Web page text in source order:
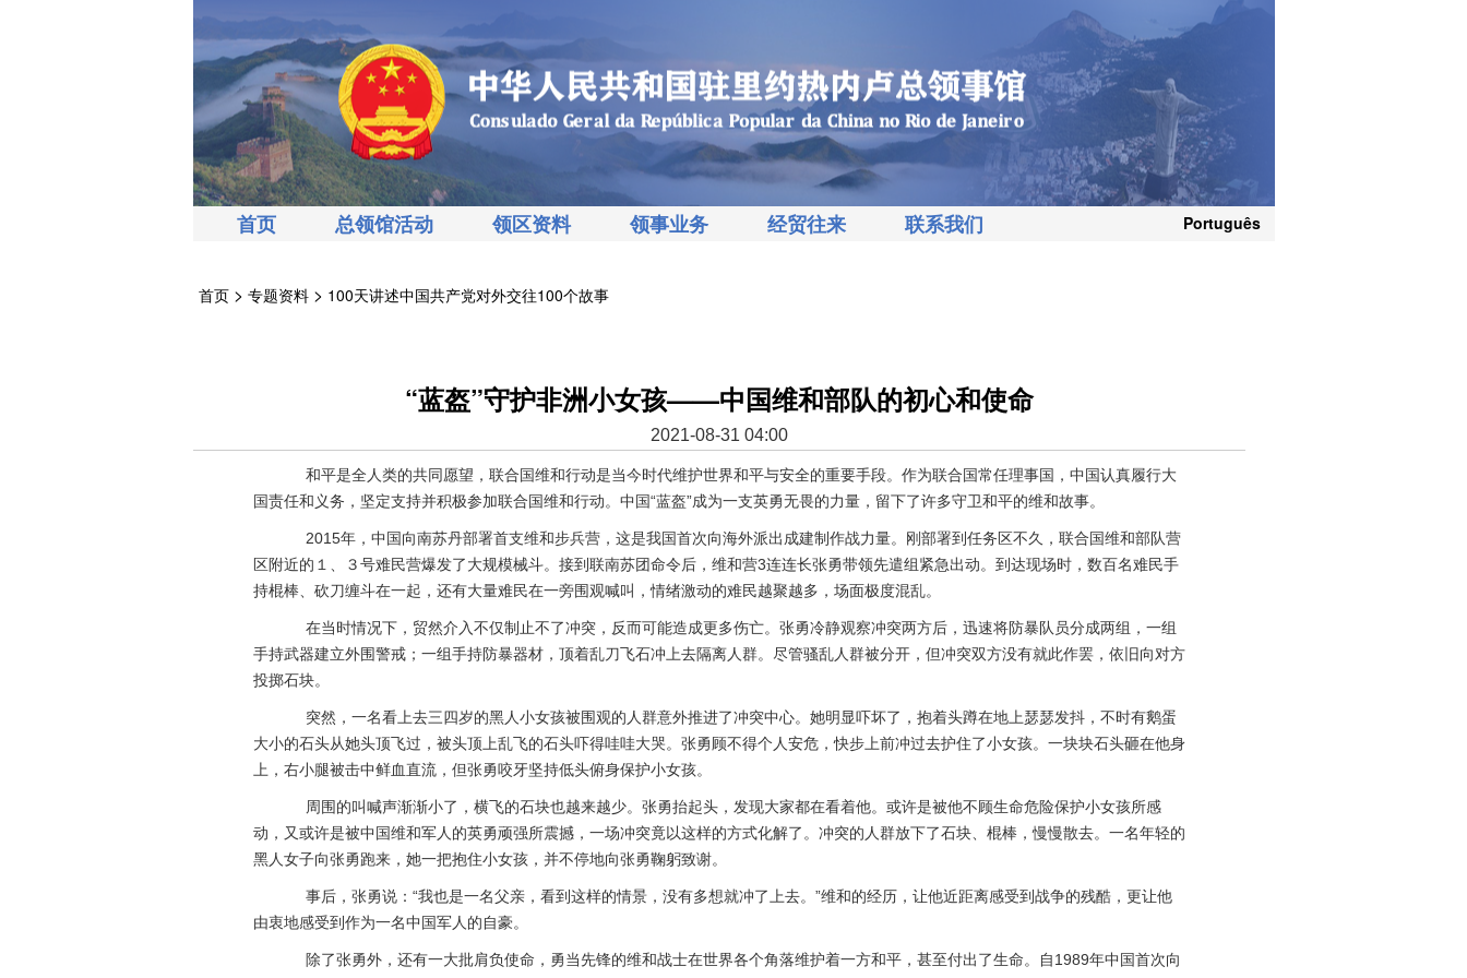
首页 总领馆活动 领区资料 领事业务 经贸往来 联系我们 Português
首页> 专题资料> 100天讲述中国共产党对外交往100个故事
“蓝盔”守护非洲小女孩——中国维和部队的初心和使命
2021-08-31 04:00
和平是全人类的共同愿望，联合国维和行动是当今时代维护世界和平与安全的重要手段。作为联合国常任理事国，中国认真履行大
国责任和义务，坚定支持并积极参加联合国维和行动。中国“蓝盔”成为一支英勇无畏的力量，留下了许多守卫和平的维和故事。
2015年，中国向南苏丹部署首支维和步兵营，这是我国首次向海外派出成建制作战力量。刚部署到任务区不久，联合国维和部队营
区附近的１、３号难民营爆发了大规模械斗。接到联南苏团命令后，维和营3连连长张勇带领先遣组紧急出动。到达现场时，数百名难民手
持棍棒、砍刀缠斗在一起，还有大量难民在一旁围观喊叫，情绪激动的难民越聚越多，场面极度混乱。
在当时情况下，贸然介入不仅制止不了冲突，反而可能造成更多伤亡。张勇冷静观察冲突两方后，迅速将防暴队员分成两组，一组
手持武器建立外围警戒；一组手持防暴器材，顶着乱刀飞石冲上去隔离人群。尽管骚乱人群被分开，但冲突双方没有就此作罢，依旧向对方
投掷石块。
突然，一名看上去三四岁的黑人小女孩被围观的人群意外推进了冲突中心。她明显吓坏了，抱着头蹲在地上瑟瑟发抖，不时有鹅蛋
大小的石头从她头顶飞过，被头顶上乱飞的石头吓得哇哇大哭。张勇顾不得个人安危，快步上前冲过去护住了小女孩。一块块石头砸在他身
上，右小腿被击中鲜血直流，但张勇咬牙坚持低头俯身保护小女孩。
周围的叫喊声渐渐小了，横飞的石块也越来越少。张勇抬起头，发现大家都在看着他。或许是被他不顾生命危险保护小女孩所感
动，又或许是被中国维和军人的英勇顽强所震撼，一场冲突竟以这样的方式化解了。冲突的人群放下了石块、棍棒，慢慢散去。一名年轻的
黑人女子向张勇跑来，她一把抱住小女孩，并不停地向张勇鞠躬致谢。
事后，张勇说：“我也是一名父亲，看到这样的情景，没有多想就冲了上去。”维和的经历，让他近距离感受到战争的残酷，更让他
由衷地感受到作为一名中国军人的自豪。
除了张勇外，还有一大批肩负使命，勇当先锋的维和战士在世界各个角落维护着一方和平，甚至付出了生命。自1989年中国首次向